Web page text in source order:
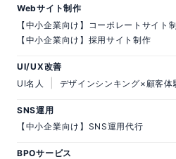
Webサイト制作
【中小企業向け】コーポレートサイト
【中小企業向け】採用サイト制作
UI/UX改善
UI名人
デザインシンキング×顧客体
SNS運用
【中小企業向け】SNS運用代行
BPOサービス